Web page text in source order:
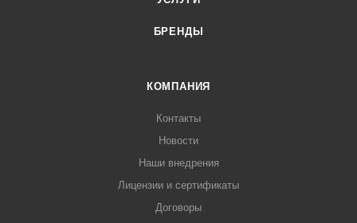
БРЕНДЫ
КОМПАНИЯ
Контакты
Новости
Наши внедрения
Лицензии и сертификаты
Договоры